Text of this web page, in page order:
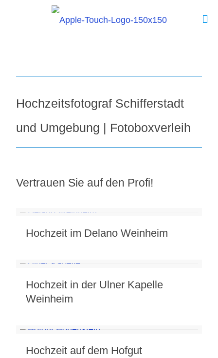
Hochzeitsfotograf Schifferstadt
und Umgebung | Fotoboxverleih
Vertrauen Sie auf den Profi!
Hochzeit im Delano Weinheim
Hochzeit in der Ulner Kapelle
Weinheim
Hochzeit auf dem Hofgut